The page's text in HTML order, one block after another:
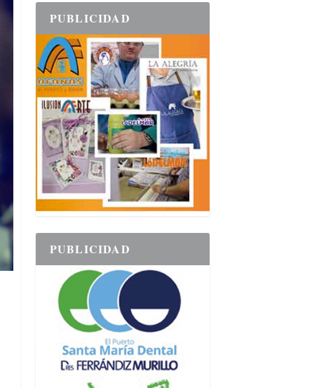
PUBLICIDAD
PUBLICIDAD